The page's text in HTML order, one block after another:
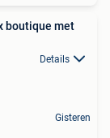
boutique met
Details
Gisteren